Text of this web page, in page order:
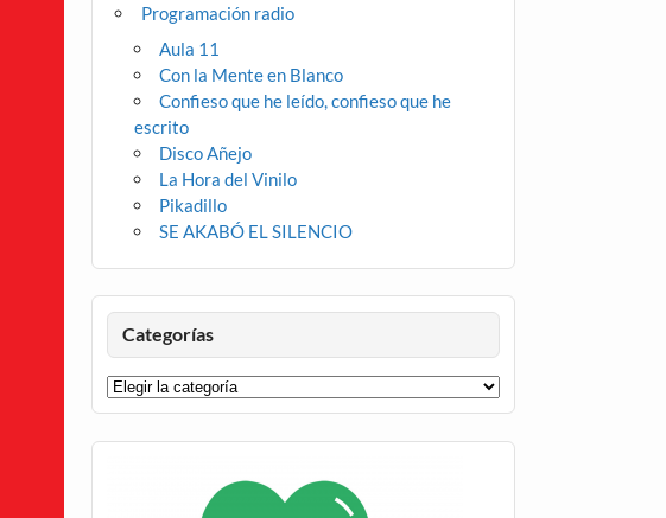
Programación radio
Aula 11
Con la Mente en Blanco
Confieso que he leído, confieso que he
escrito
Disco Añejo
La Hora del Vinilo
Pikadillo
SE AKABÓ EL SILENCIO
Categorías
Categorías